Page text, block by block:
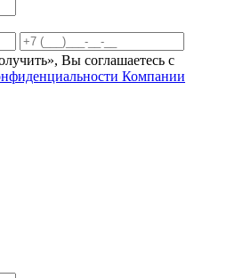
Вы соглашаетесь c
Компании